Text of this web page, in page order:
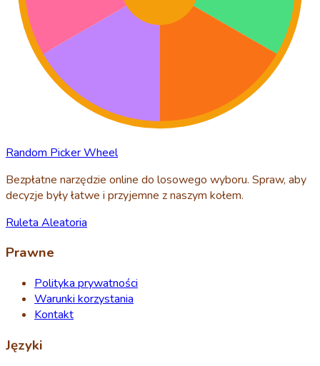
Random Picker Wheel
Bezpłatne narzędzie online do losowego wyboru. Spraw, aby
decyzje były łatwe i przyjemne z naszym kołem.
Ruleta Aleatoria
Prawne
Polityka prywatności
Warunki korzystania
Kontakt
Języki